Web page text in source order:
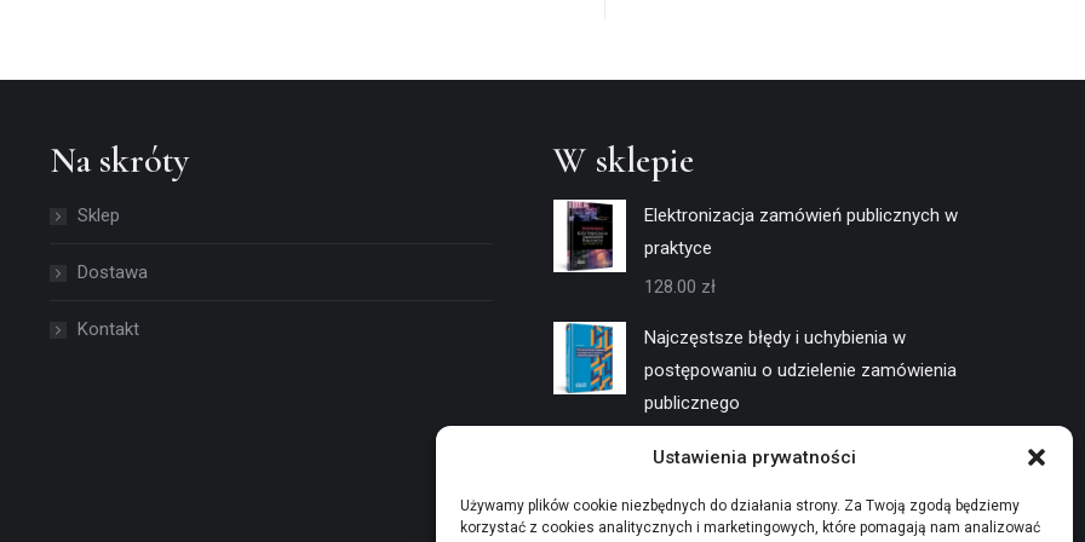
Ustawienia prywatności
Używamy plików cookie niezbędnych do działania strony. Za Twoją zgodą będziemy
korzystać z cookies analitycznych i marketingowych, które pomagają nam analizować
Na skróty
Sklep
Dostawa
Kontakt
W sklepie
Elektronizacja zamówień publicznych w
praktyce
128.00 zł
Najczęstsze błędy i uchybienia w
postępowaniu o udzielenie zamówienia
publicznego
128.00 zł